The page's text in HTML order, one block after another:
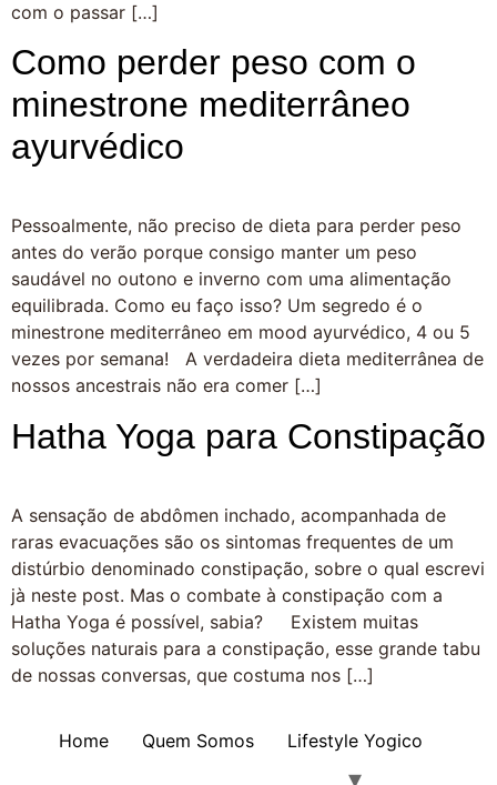
com o passar […]
Como perder peso com o
minestrone mediterrâneo
ayurvédico
Pessoalmente, não preciso de dieta para perder peso
antes do verão porque consigo manter um peso
saudável no outono e inverno com uma alimentação
equilibrada. Como eu faço isso? Um segredo é o
minestrone mediterrâneo em mood ayurvédico, 4 ou 5
vezes por semana! A verdadeira dieta mediterrânea de
nossos ancestrais não era comer […]
Hatha Yoga para Constipação
A sensação de abdômen inchado, acompanhada de
raras evacuações são os sintomas frequentes de um
distúrbio denominado constipação, sobre o qual escrevi
jà neste post. Mas o combate à constipação com a
Hatha Yoga é possível, sabia? Existem muitas
soluções naturais para a constipação, esse grande tabu
de nossas conversas, que costuma nos […]
Home Quem Somos Lifestyle Yogico